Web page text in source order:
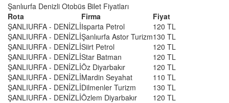
Şanlıurfa Denizli Otobüs Bilet Fiyatları
Rota
Firma
Fiyat
ŞANLIURFA - DENİZLİIsparta Petrol
120 TL
ŞANLIURFA - DENİZLİŞanlıurfa Astor Turizm130 TL
ŞANLIURFA - DENİZLİSiirt Petrol
120 TL
ŞANLIURFA - DENİZLİStar Batman
120 TL
ŞANLIURFA - DENİZLİÖz Diyarbakır
120 TL
ŞANLIURFA - DENİZLİMardin Seyahat
110 TL
ŞANLIURFA - DENİZLİDilmenler Turizm
130 TL
ŞANLIURFA - DENİZLİÖzlem Diyarbakır 120 TL